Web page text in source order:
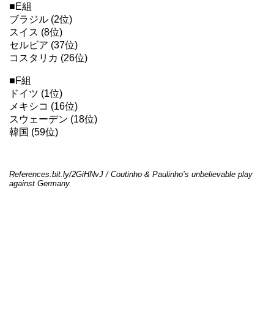
■E組
ブラジル (2位)
スイス (8位)
セルビア (37位)
コスタリカ (26位)
■F組
ドイツ (1位)
メキシコ (16位)
スウェーデン (18位)
韓国 (59位)
References:bit.ly/2GiHNvJ / Coutinho & Paulinho’s unbelievable play
against Germany.